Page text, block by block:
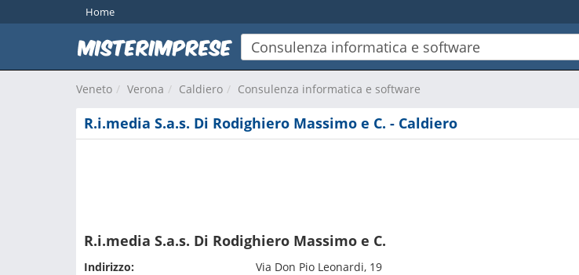
Home
Veneto Verona Caldiero Consulenza informatica e software
R.i.media S.a.s. Di Rodighiero Massimo e C. - Caldiero
R.i.media S.a.s. Di Rodighiero Massimo e C.
Indirizzo:
Via Don Pio Leonardi, 19